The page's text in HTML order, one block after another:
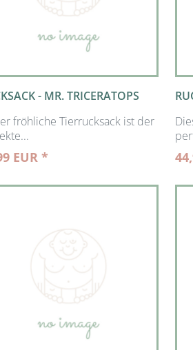
- MR. TRICERATOPS
fröhliche Tierrucksack ist der
EUR *